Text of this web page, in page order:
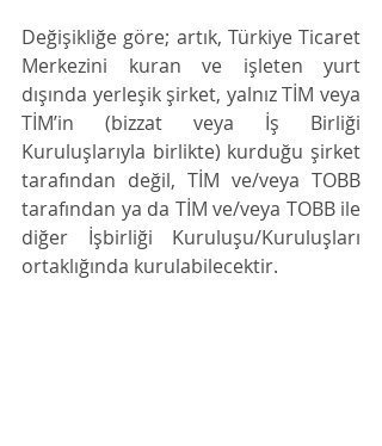
Değişikliğe göre; artık, Türkiye Ticaret
Merkezini kuran ve işleten yurt
dışında yerleşik şirket, yalnız TİM veya
TİM’in (bizzat veya İş Birliği
Kuruluşlarıyla birlikte) kurduğu şirket
tarafından değil, TİM ve/veya TOBB
tarafından ya da TİM ve/veya TOBB ile
diğer İşbirliği Kuruluşu/Kuruluşları
ortaklığında kurulabilecektir.